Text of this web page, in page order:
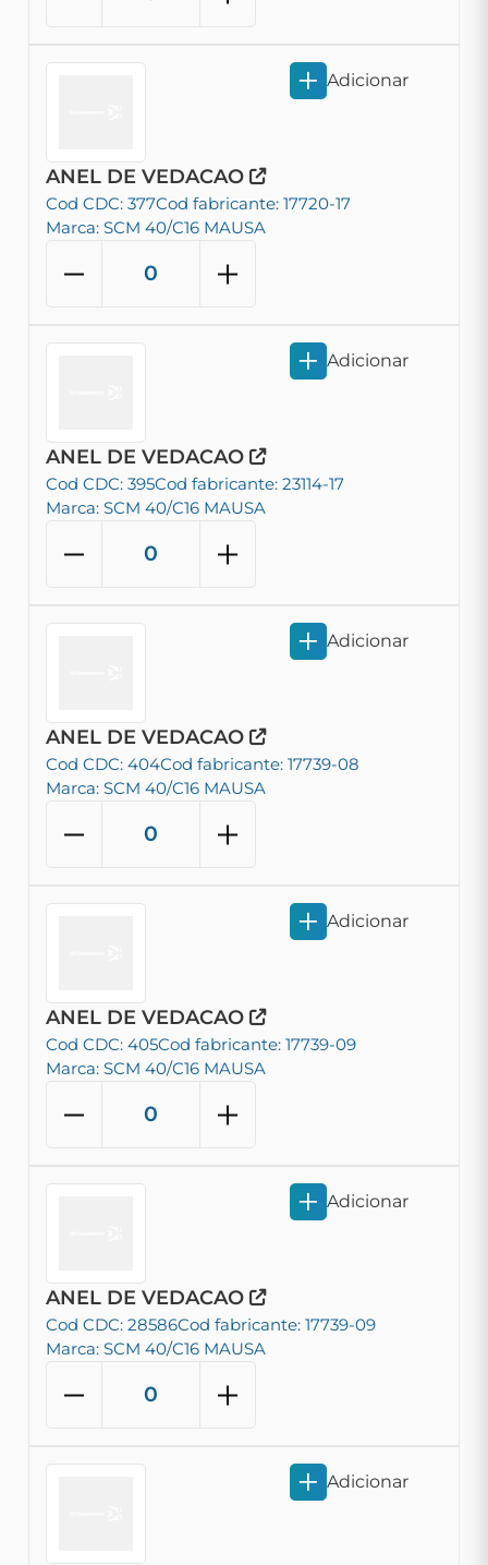
ANEL DE VEDACAO
Cod CDC: 377Cod fabricante: 17720-17
Marca: SCM 40/C16 MAUSA
Adicionar
ANEL DE VEDACAO
Cod CDC: 395Cod fabricante: 23114-17
Marca: SCM 40/C16 MAUSA
Adicionar
ANEL DE VEDACAO
Cod CDC: 404Cod fabricante: 17739-08
Marca: SCM 40/C16 MAUSA
Adicionar
ANEL DE VEDACAO
Cod CDC: 405Cod fabricante: 17739-09
Marca: SCM 40/C16 MAUSA
Adicionar
ANEL DE VEDACAO
Cod CDC: 28586Cod fabricante: 17739-09
Marca: SCM 40/C16 MAUSA
Adicionar
Adicionar